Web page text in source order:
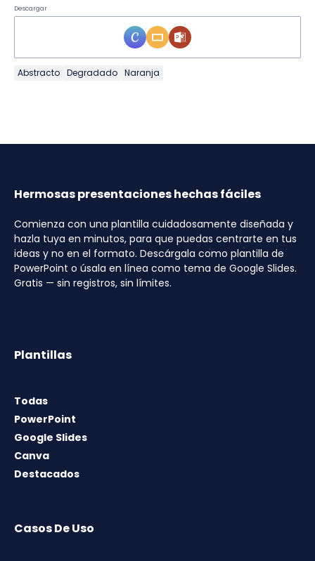
Descargar
Abstracto Degradado Naranja
Hermosas presentaciones hechas fáciles
Comienza con una plantilla cuidadosamente diseñada y
hazla tuya en minutos, para que puedas centrarte en tus
ideas y no en el formato. Descárgala como plantilla de
PowerPoint o úsala en línea como tema de Google Slides.
Gratis — sin registros, sin límites.
Plantillas
Todas
PowerPoint
Google Slides
Canva
Destacados
Casos De Uso